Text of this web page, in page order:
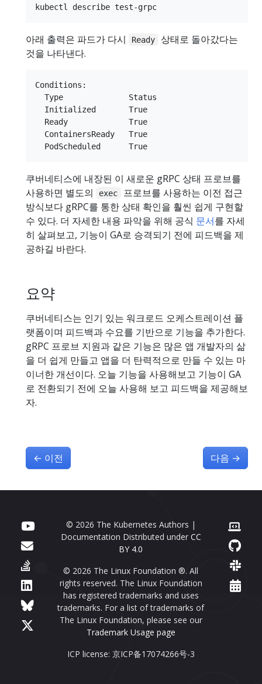
아래 출력은 파드가 다시 Ready
상태로 돌아갔다는
것을 나타낸다.
Conditions:
  Type              Status
  Initialized       True
  Ready             True
  ContainersReady   True
쿠버네티스에 내장된 이 새로운 gRPC 상태 프로브를
사용하면 별도의
exec
프로브를 사용하는 이전 접근
방식보다 gRPC를 통한 상태 확인을 훨씬 쉽게 구현할
수 있다. 더 자세한 내용 파악을 위해 공식 문서를 자세
히 살펴보고, 기능이 GA로 승격되기 전에 피드백을 제
공하길 바란다.
요약
쿠버네티스는 인기 있는 워크로드 오케스트레이션 플
랫폼이며 피드백과 수요를 기반으로 기능을 추가한다.
gRPC 프로브 지원과 같은 기능은 많은 앱 개발자의 삶
을 더 쉽게 만들고 앱을 더 탄력적으로 만들 수 있는 마
이너한 개선이다. 오늘 기능을 사용해보고 기능이 GA
로 전환되기 전에 오늘 사용해 보고 피드백을 제공해보
자.
← 이전 다음 →
© 2026 The Kubernetes Authors |
Documentation Distributed under CC
BY 4.0
© 2026 The Linux Foundation ®. All
rights reserved. The Linux Foundation
has registered trademarks and uses
trademarks. For a list of trademarks of
The Linux Foundation, please see our
Trademark Usage page
ICP license: 京ICP备17074266号-3